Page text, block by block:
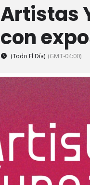
Artistas
con
(Todo El Día) (GMT-04:00)